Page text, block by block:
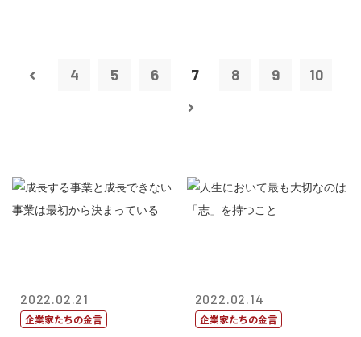
4 5 6 7 8 9 10
2022.02.21
企業家たちの金言
2022.02.14
企業家たちの金言